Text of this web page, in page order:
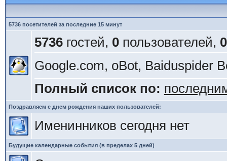
5736 посетителей за последние 15 минут
5736гостей, 0пользователей, 0
Google.com, oBot, Baiduspider
Полный список по:
Поздравляем с днем рождения наших пользователей:
Именинников сегодня нет
Будущие календарные события (в пределах 5 дней)